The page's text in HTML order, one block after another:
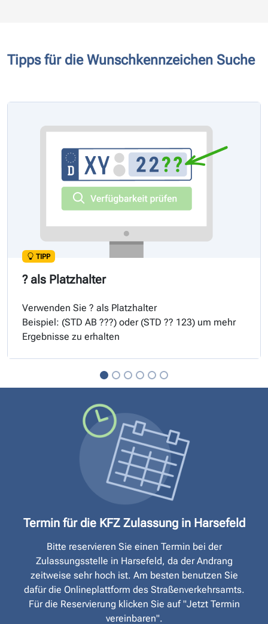
Tipps für die Wunschkennzeichen Suche
TIPP
? als Platzhalter
Verwenden Sie ? als Platzhalter
Beispiel: (STD AB ???) oder (STD ?? 123) um mehr
Ergebnisse zu erhalten
Termin für die KFZ Zulassung in Harsefeld
Bitte reservieren Sie einen Termin bei der
Zulassungsstelle in Harsefeld, da der Andrang
zeitweise sehr hoch ist. Am besten benutzen Sie
dafür die Onlineplattform des Straßen­verkehrsamts.
Für die Reservierung klicken Sie auf "Jetzt Termin
vereinbaren".